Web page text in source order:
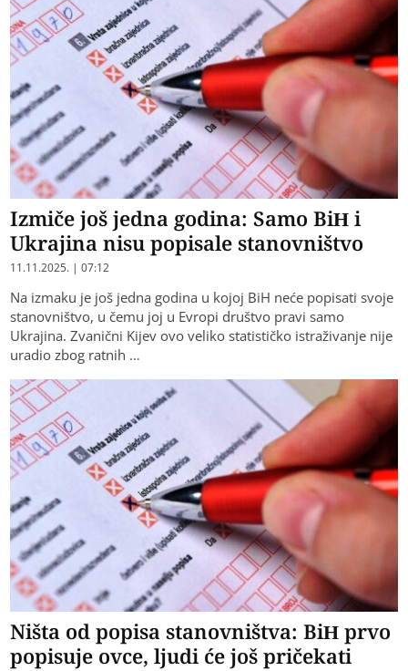
Izmiče još jedna godina: Samo BiH i
Ukrajina nisu popisale stanovništvo
11.11.2025. | 07:12
Na izmaku je još jedna godina u kojoj BiH neće popisati svoje
stanovništvo, u čemu joj u Evropi društvo pravi samo
Ukrajina. Zvanični Kijev ovo veliko statističko istraživanje nije
uradio zbog ratnih …
Ništa od popisa stanovništva: BiH prvo
popisuje ovce, ljudi će još pričekati